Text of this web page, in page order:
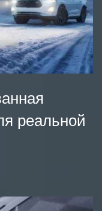
реальной